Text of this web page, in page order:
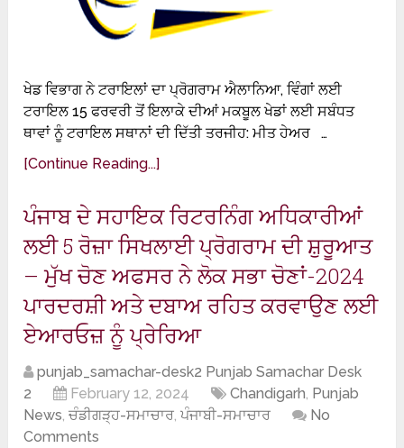
ਖੇਡ ਵਿਭਾਗ ਨੇ ਟਰਾਇਲਾਂ ਦਾ ਪ੍ਰੋਗਰਾਮ ਐਲਾਨਿਆ, ਵਿੰਗਾਂ ਲਈ
ਟਰਾਇਲ 15 ਫਰਵਰੀ ਤੋਂ ਇਲਾਕੇ ਦੀਆਂ ਮਕਬੂਲ ਖੇਡਾਂ ਲਈ ਸਬੰਧਤ
ਥਾਵਾਂ ਨੂੰ ਟਰਾਇਲ ਸਥਾਨਾਂ ਦੀ ਦਿੱਤੀ ਤਰਜੀਹ: ਮੀਤ ਹੇਅਰ …
[Continue Reading...]
ਪੰਜਾਬ ਦੇ ਸਹਾਇਕ ਰਿਟਰਨਿੰਗ ਅਧਿਕਾਰੀਆਂ
ਲਈ 5 ਰੋਜ਼ਾ ਸਿਖਲਾਈ ਪ੍ਰੋਗਰਾਮ ਦੀ ਸ਼ੁਰੂਆਤ
– ਮੁੱਖ ਚੋਣ ਅਫਸਰ ਨੇ ਲੋਕ ਸਭਾ ਚੋਣਾਂ-2024
ਪਾਰਦਰਸ਼ੀ ਅਤੇ ਦਬਾਅ ਰਹਿਤ ਕਰਵਾਉਣ ਲਈ
ਏਆਰਓਜ਼ ਨੂੰ ਪ੍ਰੇਰਿਆ
punjab_samachar-desk2 Punjab Samachar Desk
2
February 12, 2024 Chandigarh, Punjab
News,ਚੰਡੀਗੜ੍ਹ-ਸਮਾਚਾਰ,ਪੰਜਾਬੀ-ਸਮਾਚਾਰ
No
Comments